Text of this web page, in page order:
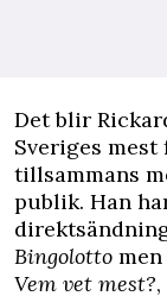
Det blir
Sveriges
tillsammans
publik. Han
Bingolotto
Vem vet mest?,